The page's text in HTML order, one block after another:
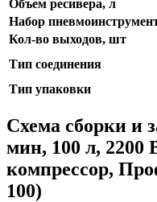
Объем ресивера, л
Набор
Кол-во выходов, шт
Тип соединения
Тип упаковки
Схема сборки и
мин, 100 л, 2200
компрессор,
100)